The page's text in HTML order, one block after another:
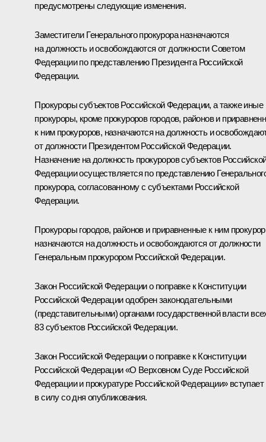
предусмотрены следующие изменения.
Заместители Генерального прокурора назначаются
на должность и освобождаются от должности Советом
Федерации по представлению Президента Российской
Федерации.
Прокуроры субъектов Российской Федерации, а также иные
прокуроры, кроме прокуроров городов, районов и
к ним прокуроров, назначаются на должность и
от должности Президентом Российской Федерации.
Назначение на должность прокуроров субъектов
Федерации осуществляется по представлению
прокурора, согласованному с субъектами Российской
Федерации.
Прокуроры городов, районов и приравненные к ним
назначаются на должность и освобождаются от должности
Генеральным прокурором Российской Федерации.
Закон Российской Федерации о поправке к Конституции
Российской Федерации одобрен законодательными
(представительными) органами государственной власти
83 субъектов Российской Федерации.
Закон Российской Федерации о поправке к Конституции
Российской Федерации «О Верховном Суде Российской
Федерации и прокуратуре Российской Федерации» вступает
в силу со дня опубликования.